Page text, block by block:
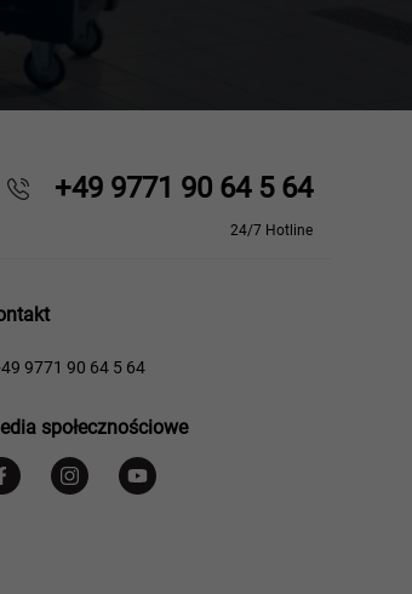
+49 9771 90 64 5 64
24/7 Hotline
9771 90 64 5 64
społecznościowe